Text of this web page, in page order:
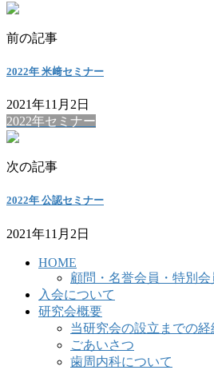
前の記事
2022年 米﨑セミナー
2021年11月2日
2022年セミナー
次の記事
2022年 公認セミナー
2021年11月2日
HOME
顧問・名誉会員・特別会
入会について
研究会概要
当研究会の設立までの経
ごあいさつ
歯周内科について